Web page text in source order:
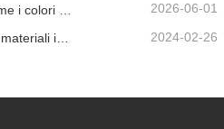
2026-06-01
2024-02-26